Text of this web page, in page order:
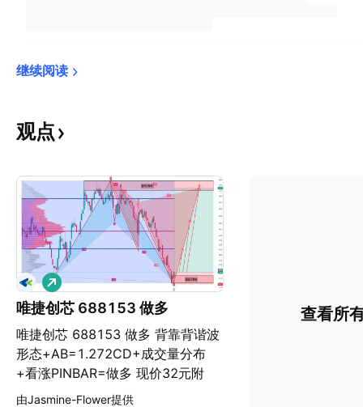
继续阅读
观点
唯捷创芯 688153 做多
唯捷创芯 688153 做多 背靠背谐波
形态+AB=1.272CD+成交量分布
+看涨PINBAR=做多 现价32元附
近，直接入场做多，止损位放在
做
多
由Jasmine-Flower提供
查看所